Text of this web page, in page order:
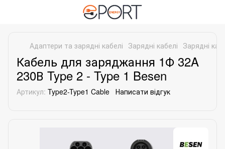
Адаптери та зарядні кабелі Зарядні кабелі Зарядні
Кабель для заряджання 1Ф 32A
230В Type 2 - Type 1 Besen
Артикул: Type2-Type1 Cable Написати відгук